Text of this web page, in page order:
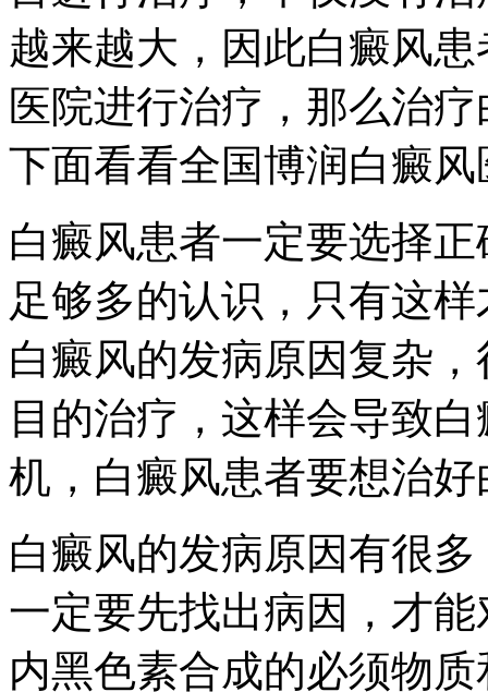
越来越大，因此白癜风
医院进行治疗，那么治
下面看看全国博润白癜
白癜风患者一定要选择
足够多的认识，只有这
白癜风的发病原因复杂
目的治疗，这样会导致
机，白癜风患者要想治
白癜风的发病原因有很
一定要先找出病因，才
内黑色素合成的必须物